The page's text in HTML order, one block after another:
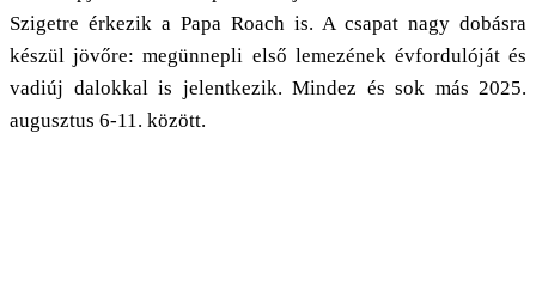
Szigetre érkezik a Papa Roach is. A csapat nagy dobásra
készül jövőre: megünnepli első lemezének évfordulóját és
vadiúj dalokkal is jelentkezik. Mindez és sok más 2025.
augusztus 6-11. között.